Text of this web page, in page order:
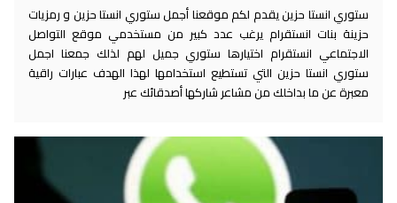
ستوري انستا حزين يقدم لكم موقعنا أجمل ستوري انستا حزين و رمزيات
حزينة بنات انستقرام يرغب عدد كبير من مستخدمي موقع التواصل
الاجتماعي انستقرام اختيارها ستوري جميل لهم لذلك جمعنا اجمل
ستوري انستا حزين التي تستطيع استخدامها لهذا الهدف عبارات راقية
معبرة عن ما بداخلك من مشاعر شاركها أصدقائك عبر